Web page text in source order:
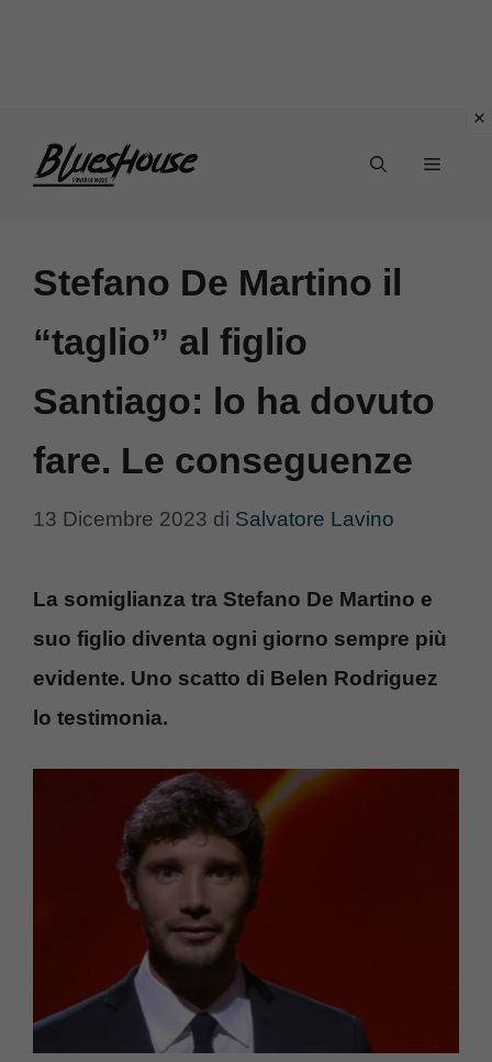
Menu
Stefano De Martino il
“taglio” al figlio
Santiago: lo ha dovuto
fare. Le conseguenze
13 Dicembre 2023 di Salvatore Lavino
La somiglianza tra Stefano De Martino e
suo figlio diventa ogni giorno sempre più
evidente. Uno scatto di Belen Rodriguez
lo testimonia.